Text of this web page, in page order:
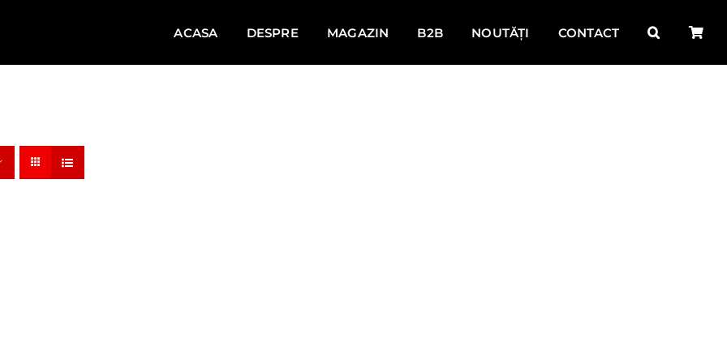
ACASA DESPRE MAGAZIN B2B NOUTĂȚI CONTACT